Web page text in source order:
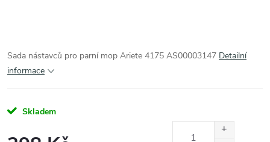
Sada nástavců pro parní mop Ariete 4175 AS00003147 Detailní
informace
Skladem